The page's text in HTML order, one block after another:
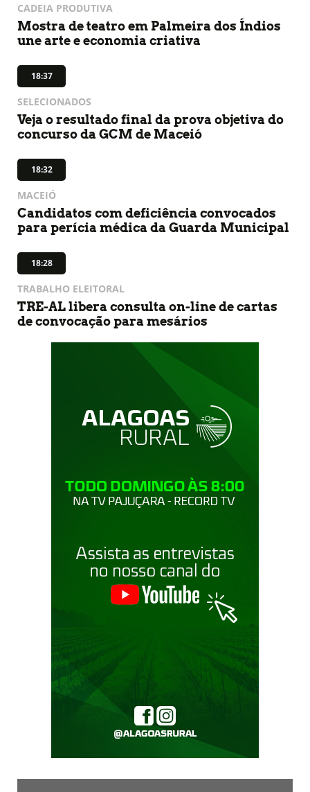
CADEIA PRODUTIVA
Mostra de teatro em Palmeira dos Índios
une arte e economia criativa
18:37
SELECIONADOS
Veja o resultado final da prova objetiva do
concurso da GCM de Maceió
18:32
MACEIÓ
Candidatos com deficiência convocados
para perícia médica da Guarda Municipal
18:28
TRABALHO ELEITORAL
TRE-AL libera consulta on-line de cartas
de convocação para mesários